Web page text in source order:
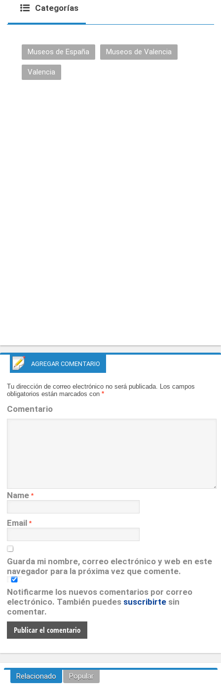
Categorías
Museos de España Museos de Valencia
Valencia
AGREGAR COMENTARIO
Tu dirección de correo electrónico no será publicada. Los campos
obligatorios están marcados con *
Comentario
Name *
Email *
Guarda mi nombre, correo electrónico y web en este
navegador para la próxima vez que comente.
Notificarme los nuevos comentarios por correo
electrónico. También puedes suscribirtesin
comentar.
Relacionado Popular